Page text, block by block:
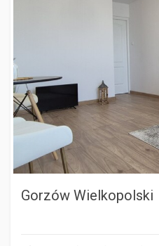
Gorzów Wielkopolski